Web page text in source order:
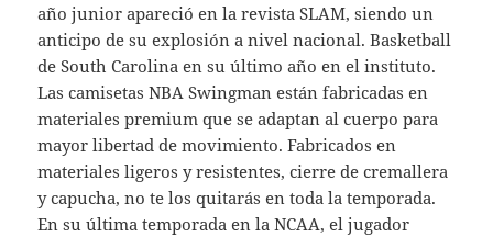
año junior apareció en la revista SLAM, siendo un
anticipo de su explosión a nivel nacional. Basketball
de South Carolina en su último año en el instituto.
Las camisetas NBA Swingman están fabricadas en
materiales premium que se adaptan al cuerpo para
mayor libertad de movimiento. Fabricados en
materiales ligeros y resistentes, cierre de cremallera
y capucha, no te los quitarás en toda la temporada.
En su última temporada en la NCAA, el jugador